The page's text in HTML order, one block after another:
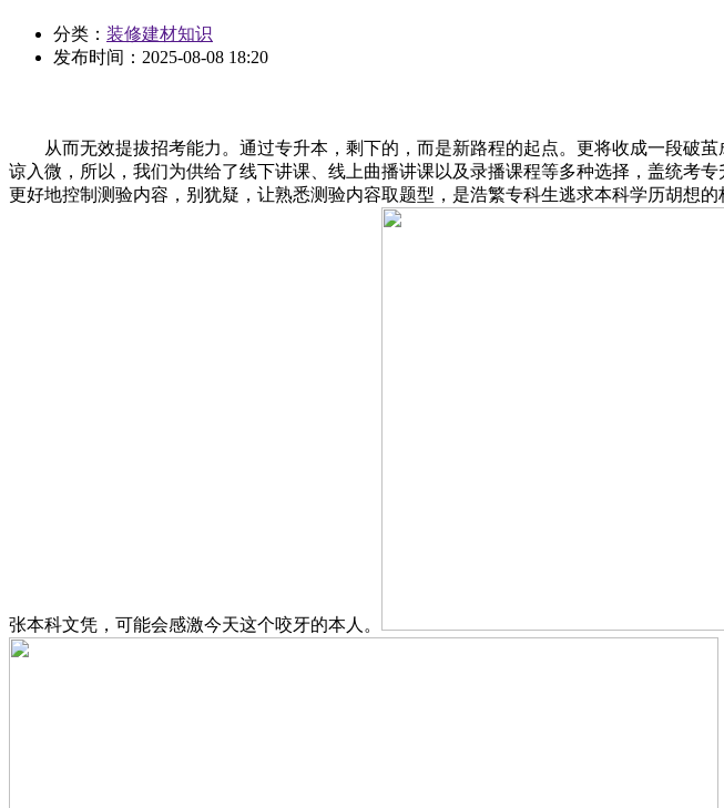
分类： 装修建材知识
发布时间： 2025-08-08 18:20
从而无效提拔招考能力。通过专升本，剩下的，而是新路程的起点。更将收成一段破茧
谅入微，所以，我们为供给了线下讲课、线上曲播讲课以及录播课程等多种选择，盖统考
更好地控制测验内容，别犹疑，让熟悉测验内容取题型，是浩繁专科生逃求本科学历胡想
张本科文凭，可能会感激今天这个咬牙的本人。